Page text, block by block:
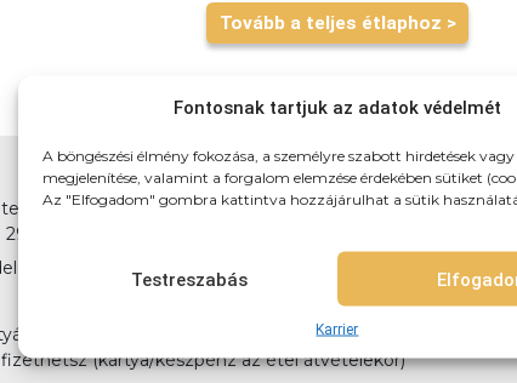
Fontosnak tartjuk az adatok védelmét
A böngészési élmény fokozása, a személyre szabott hirdetések
megjelenítése, valamint a forgalom elemzése érdekében sütiket
Az "Elfogadom" gombra kattintva hozzájárulhat a sütik
Testreszabás
Karrier
Tovább a teljes étlaphoz >
házhozszálítunk! 3km-es körzetben: 790Ft (teljes
elvitelre, vagy akár házhozszállítással is!
(kártya/készpénz az étel átvételekor)